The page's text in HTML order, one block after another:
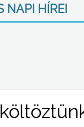
NAPI HÍREI